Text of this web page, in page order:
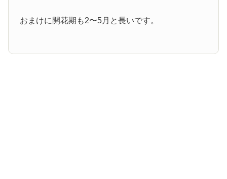
おまけに開花期も2〜5月と長いです。